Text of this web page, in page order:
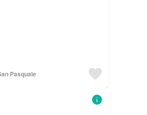
Pasquale